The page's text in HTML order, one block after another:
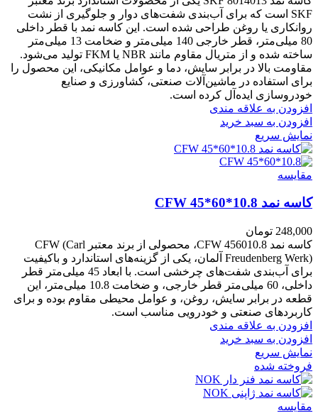
SKF است که برای آب‌بندی شفت‌های دوار و جلوگیری از نشت
روانکاری یا روغن طراحی شده است. این کاسه نمد با قطر داخلی
80 میلی‌متر، قطر خارجی 140 میلی‌متر و ضخامت 13 میلی‌متر
ساخته شده و از متریال مقاوم مانند NBR یا FKM تولید می‌شود.
مقاومت بالا در برابر سایش، دما و عوامل مکانیکی، این محصول را
برای استفاده در ماشین‌آلات صنعتی، کشاورزی و صنایع
خودروسازی ایده‌آل کرده است.
افزودن به علاقه مندی
افزودن به سبد خرید
نمایش سریع
مقايسه
کاسه نمد CFW 45*60*10.8
248,000 تومان
کاسه نمد CFW 456010.8، محصولی از برند معتبر CFW (Carl
Freudenberg Werk) آلمان، یکی از گزینه‌های استاندارد و باکیفیت
برای آب‌بندی شفت‌های چرخشی است. با ابعاد 45 میلی‌متر قطر
داخلی، 60 میلی‌متر قطر خارجی، و ضخامت 10.8 میلی‌متر، این
قطعه در برابر سایش، روغن، و عوامل محیطی مقاوم بوده و برای
کاربردهای صنعتی و خودرویی مناسب است.
افزودن به علاقه مندی
افزودن به سبد خرید
نمایش سریع
فروخته شده
مقايسه